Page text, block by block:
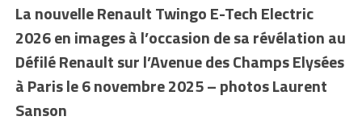
La nouvelle Renault Twingo E-Tech Electric
2026 en images à l’occasion de sa révélation au
Défilé Renault sur l’Avenue des Champs Elysées
à Paris le 6 novembre 2025 – photos Laurent
Sanson